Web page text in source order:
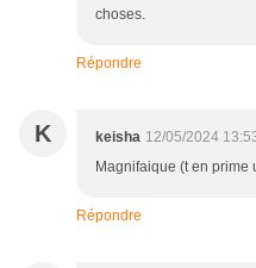
choses.
Répondre
K keisha 12/05/2024
Magnifaique (t en prime
Répondre